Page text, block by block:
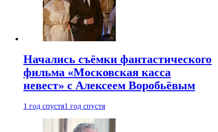
Начались съёмки фантастического
фильма «Московская касса
невест» с Алексеем Воробьёвым
1 год спустя1 год спустя